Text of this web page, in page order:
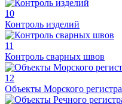
10
Контроль изделий
11
Контроль сварных швов
12
Объекты Морского регистра